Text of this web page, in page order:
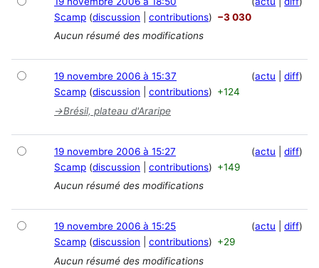
Scamp discussion contributions
−3 030
Aucun résumé des modifications
actu diff
19 novembre 2006 à 15:37
Scamp discussion contributions
+124
→Brésil, plateau d'Araripe
actu diff
19 novembre 2006 à 15:27
Scamp discussion contributions
+149
Aucun résumé des modifications
actu diff
19 novembre 2006 à 15:25
Scamp discussion contributions
+29
Aucun résumé des modifications